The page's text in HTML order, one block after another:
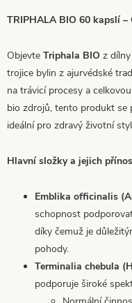
TRIPHALA BIO 60 kapslí –
Objevte Triphala BIO z dílny
trojice bylin z ajurvédské
na trávicí procesy a
bio zdrojů, tento produkt se
ideální pro zdravý životní
Hlavní složky a jejich
Emblika officinalis
schopnost
díky čemuž je
pohody.
Terminalia chebula
podporuje široké